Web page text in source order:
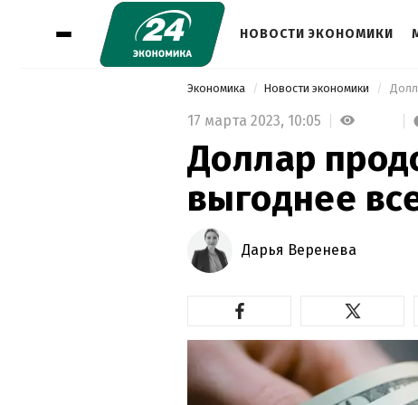
НОВОСТИ ЭКОНОМИКИ
Экономика Новости экономики
17 марта 2023, 10:05
Доллар
выгоднее
Дарья Веренева